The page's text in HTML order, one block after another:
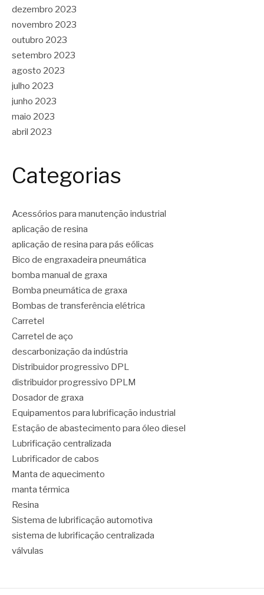
dezembro 2023
novembro 2023
outubro 2023
setembro 2023
agosto 2023
julho 2023
junho 2023
maio 2023
abril 2023
Categorias
Acessórios para manutenção industrial
aplicação de resina
aplicação de resina para pás eólicas
Bico de engraxadeira pneumática
bomba manual de graxa
Bomba pneumática de graxa
Bombas de transferência elétrica
Carretel
Carretel de aço
descarbonização da indústria
Distribuidor progressivo DPL
distribuidor progressivo DPLM
Dosador de graxa
Equipamentos para lubrificação industrial
Estação de abastecimento para óleo diesel
Lubrificação centralizada
Lubrificador de cabos
Manta de aquecimento
manta térmica
Resina
Sistema de lubrificação automotiva
sistema de lubrificação centralizada
válvulas